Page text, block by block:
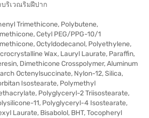
บริเวณริมฝีปาก
Trimethicone, Polybutene,
Cetyl PEG/PPG-10/1
Octyldodecanol, Polyethylene,
Wax, Lauryl Laurate, Paraffin,
Dimethicone Crosspolymer, Aluminum
Octenylsuccinate, Nylon-12, Silica,
Isostearate, Polymethyl
Polyglyceryl-2 Triisostearate,
11, Polyglyceryl-4 Isostearate,
Laurate, Bisabolol, BHT, Tocopheryl